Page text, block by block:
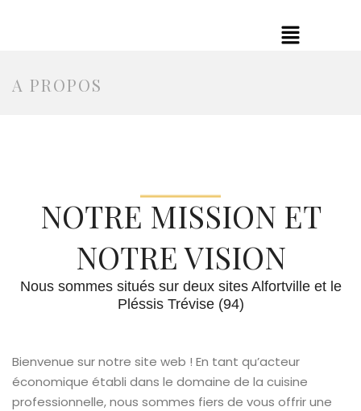
A PROPOS
NOTRE MISSION ET
NOTRE VISION
Nous sommes situés sur deux sites Alfortville et le
Pléssis Trévise (94)
Bienvenue sur notre site web ! En tant qu’acteur
économique établi dans le domaine de la cuisine
professionnelle, nous sommes fiers de vous offrir une